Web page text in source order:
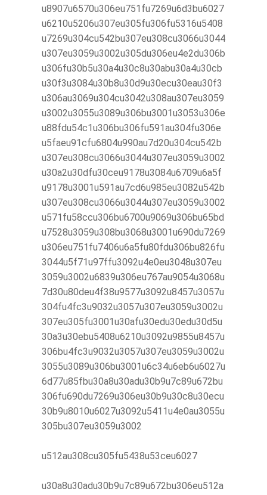
u8907u6570u306eu751fu7269u6d3bu6027
u6210u5206u307eu305fu306fu5316u5408
u7269u304cu542bu307eu308cu3066u3044
u307eu3059u3002u305du306eu4e2du306b
u306fu30b5u30a4u30c8u30abu30a4u30cb
u30f3u3084u30b8u30d9u30ecu30eau30f3
u306au3069u304cu3042u308au307eu3059
u3002u3055u3089u306bu3001u3053u306e
u88fdu54c1u306bu306fu591au304fu306e
u5faeu91cfu6804u990au7d20u304cu542b
u307eu308cu3066u3044u307eu3059u3002
u30a2u30dfu30ceu9178u3084u6709u6a5f
u9178u3001u591au7cd6u985eu3082u542b
u307eu308cu3066u3044u307eu3059u3002
u571fu58ccu306bu6700u9069u306bu65bd
u7528u3059u308bu3068u3001u690du7269
u306eu751fu7406u6a5fu80fdu306bu826fu
3044u5f71u97ffu3092u4e0eu3048u307eu
3059u3002u6839u306eu767au9054u3068u
7d30u80deu4f38u9577u3092u8457u3057u
304fu4fc3u9032u3057u307eu3059u3002u
307eu305fu3001u30afu30edu30edu30d5u
30a3u30ebu5408u6210u3092u9855u8457u
306bu4fc3u9032u3057u307eu3059u3002u
3055u3089u306bu3001u6c34u6eb6u6027u
6d77u85fbu30a8u30adu30b9u7c89u672bu
306fu690du7269u306eu30b9u30c8u30ecu
30b9u8010u6027u3092u5411u4e0au3055u
305bu307eu3059u3002
u512au308cu305fu5438u53ceu6027
u30a8u30adu30b9u7c89u672bu306eu512a